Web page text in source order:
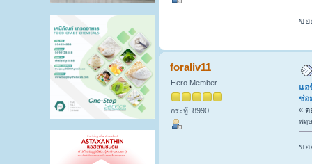
ขอ
foraliv11
Hero Member
กระทู้: 8990
แอ
ซ่อ
« ต
พฤ
ขอ